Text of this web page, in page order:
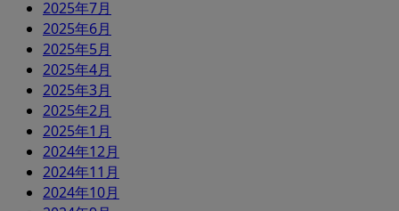
2025年7月
2025年6月
2025年5月
2025年4月
2025年3月
2025年2月
2025年1月
2024年12月
2024年11月
2024年10月